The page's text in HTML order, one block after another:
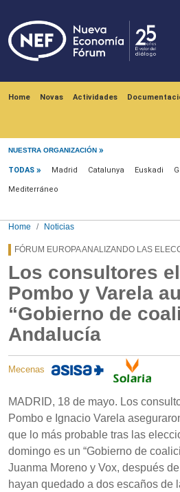
Home Novas Actividades
NUESTRA ORGANIZACIÓN
Menú noticias
TODAS Madrid Catalunya Euskadi
Mediterráneo
Home Noticias
FÓRUM EUROPA ANALIZANDO LAS
Los consultores
Pombo y Varela
“Gobierno de
Andalucía
Mecenas
MADRID, 18 de mayo. Los
Pombo e Ignacio Varela
que lo más probable tras las
domingo es un “Gobierno de
Juanma Moreno y Vox, después
hayan quedado a dos escaños de